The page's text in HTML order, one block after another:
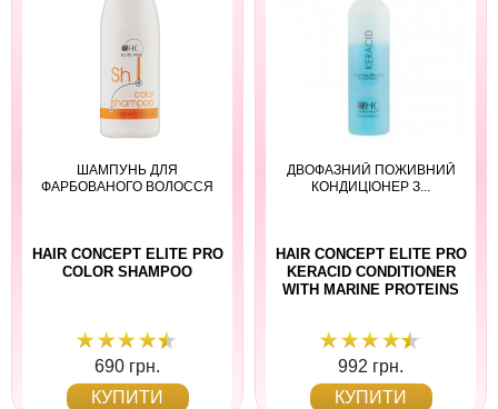
ШАМПУНЬ ДЛЯ
ФАРБОВАНОГО ВОЛОССЯ
HAIR CONCEPT ELITE PRO
COLOR SHAMPOO
690 грн.
КУПИТИ
ДВОФАЗНИЙ ПОЖИВНИЙ
КОНДИЦІОНЕР З...
HAIR CONCEPT ELITE PRO
KERACID CONDITIONER
WITH MARINE PROTEINS
992 грн.
КУПИТИ